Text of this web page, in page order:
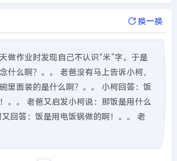
换一换
做作业时发现自己不认识“米”字。于是
什么啊？。。 老爸没有马上告诉小柯，
里面装的是什么啊？。。 小柯回答：饭
。。 老爸又启发小柯说：那饭是用什么
回答：饭是用电饭锅做的啊！。。 老